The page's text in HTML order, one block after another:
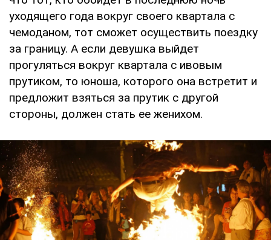
уходящего года вокруг своего квартала с
чемоданом, тот сможет осуществить поездку
за границу. А если девушка выйдет
прогуляться вокруг квартала с ивовым
прутиком, то юноша, которого она встретит и
предложит взяться за прутик с другой
стороны, должен стать ее женихом.